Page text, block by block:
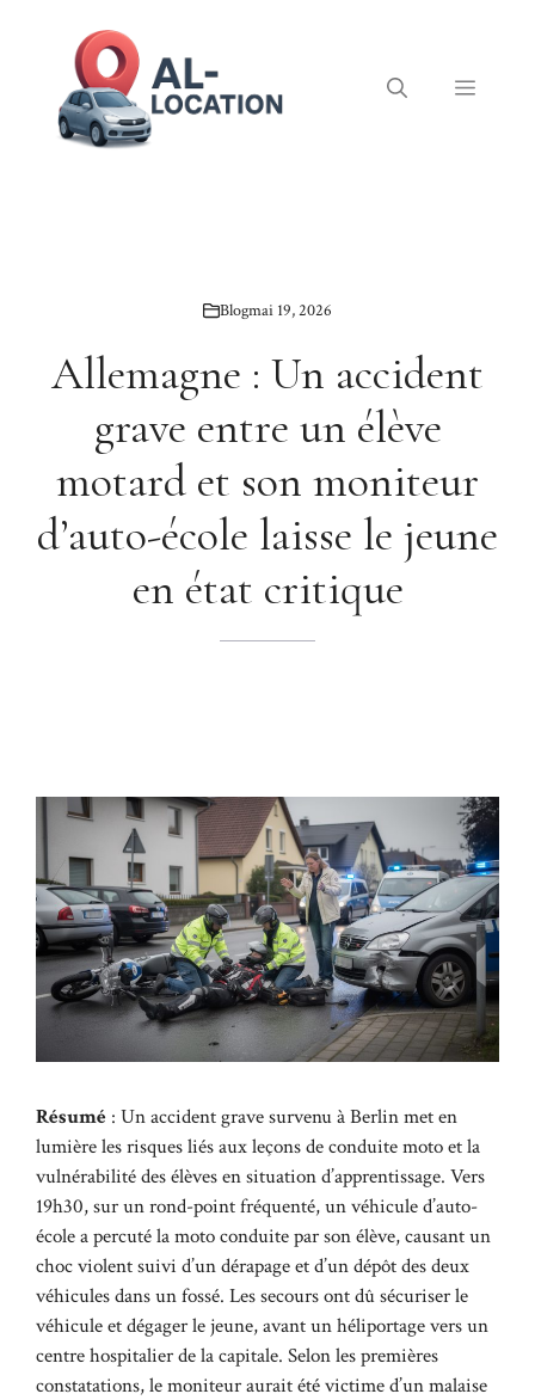
Menu
Blogmai 19, 2026
Allemagne : Un accident
grave entre un élève
motard et son moniteur
d’auto-école laisse le jeune
en état critique
Résumé : Un accident grave survenu à Berlin met en
lumière les risques liés aux leçons de conduite moto et la
vulnérabilité des élèves en situation d’apprentissage. Vers
19h30, sur un rond-point fréquenté, un véhicule d’auto-
école a percuté la moto conduite par son élève, causant un
choc violent suivi d’un dérapage et d’un dépôt des deux
véhicules dans un fossé. Les secours ont dû sécuriser le
véhicule et dégager le jeune, avant un héliportage vers un
centre hospitalier de la capitale. Selon les premières
constatations, le moniteur aurait été victime d’un malaise